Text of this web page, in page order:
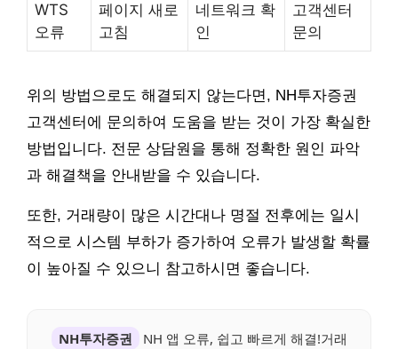
WTS
오류
페이지 새로
고침
네트워크 확
인
고객센터
문의
위의 방법으로도 해결되지 않는다면, NH투자증권
고객센터에 문의하여 도움을 받는 것이 가장 확실한
방법입니다. 전문 상담원을 통해 정확한 원인 파악
과 해결책을 안내받을 수 있습니다.
또한, 거래량이 많은 시간대나 명절 전후에는 일시
적으로 시스템 부하가 증가하여 오류가 발생할 확률
이 높아질 수 있으니 참고하시면 좋습니다.
NH투자증권
NH 앱 오류, 쉽고 빠르게 해결!거래